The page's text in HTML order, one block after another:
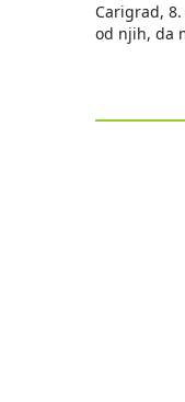
Carigrad,
od njih, da